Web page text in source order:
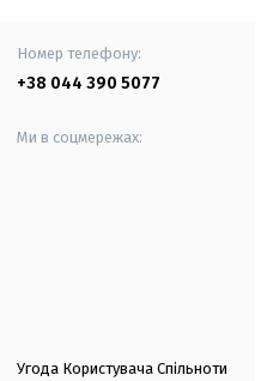
Номер телефону:
+38 044 390 5077
Ми в соцмережах:
Угода Користувача Спільноти